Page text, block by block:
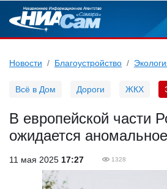
Новости Благоустройство
Всё в Дом Дороги ЖКХ
В европейской части
ожидается
11 мая 2025 17:27 1328